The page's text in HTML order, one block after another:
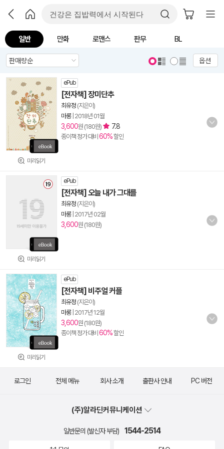
일반 만화 로맨스 판무 BL
옵션
미리읽기
ePub
[전자책] 장미단추
최유정 (지은이)
마롱| 2018년 01월
3,600원 (180원) 7.8
종이책 정가 대비 60%할인
미리읽기
ePub
[전자책] 오늘 내가 그대를
최유정 (지은이)
마롱| 2017년 02월
3,600원 (180원)
미리읽기
ePub
[전자책] 비주얼 커플
최유정 (지은이)
마롱| 2017년 12월
3,600원 (180원)
종이책 정가 대비 60%할인
로그인 전체 메뉴 회사 소개 출판사 안내 PC 버전
(주)알라딘커뮤니케이션
일반문의 (발신자 부담) 1544-2514